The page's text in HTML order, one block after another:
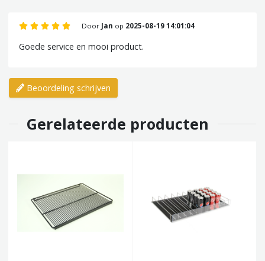
Door Jan op 2025-08-19 14:01:04
Goede service en mooi product.
Beoordeling schrijven
Gerelateerde producten